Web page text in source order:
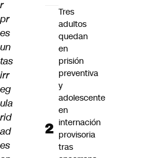
r
pr
es
un
tas
irr
eg
ula
rid
ad
es
Tres
adultos
quedan
en
prisión
preventiva
y
adolescente
en
internación
provisoria
tras